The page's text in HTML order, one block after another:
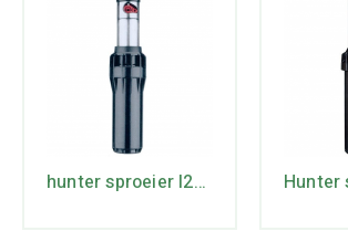
hunter sproeier I25 – HDJ HS